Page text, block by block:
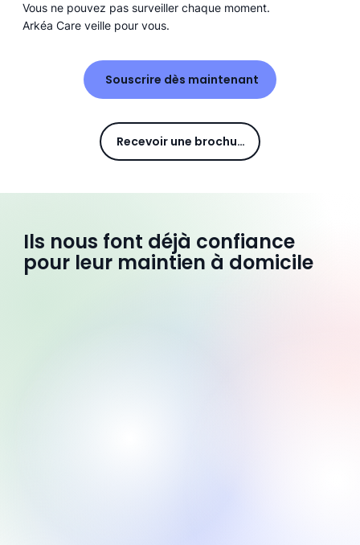
Vous ne pouvez pas surveiller chaque moment.
Arkéa Care veille pour vous.
Souscrire dès maintenant
Recevoir une brochure
Ils nous font déjà confiance
pour leur maintien à domicile